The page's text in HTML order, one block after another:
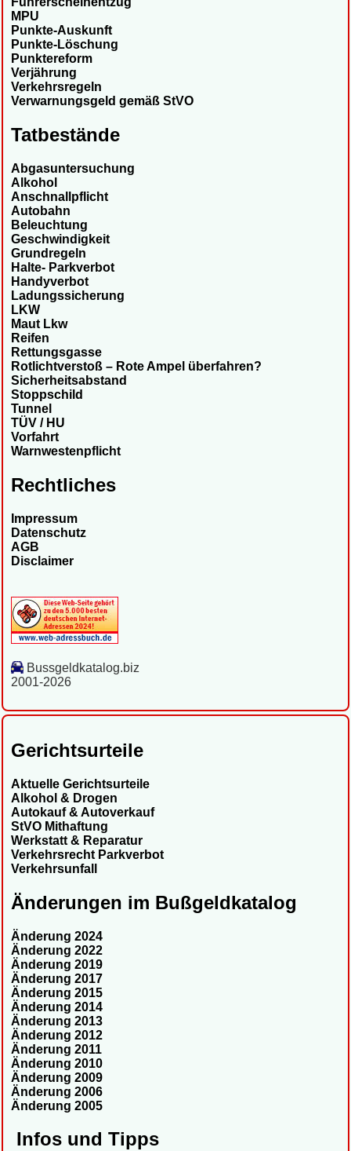
MPU
Punkte-Auskunft
Punkte-Löschung
Punktereform
Verjährung
Verkehrsregeln
Verwarnungsgeld gemäß StVO
Tatbestände
Abgasuntersuchung
Alkohol
Anschnallpflicht
Autobahn
Beleuchtung
Geschwindigkeit
Grundregeln
Halte- Parkverbot
Handyverbot
Ladungssicherung
LKW
Maut Lkw
Reifen
Rettungsgasse
Rotlichtverstoß – Rote Ampel überfahren?
Sicherheitsabstand
Stoppschild
Tunnel
TÜV / HU
Vorfahrt
Warnwestenpflicht
Rechtliches
Impressum
Datenschutz
AGB
Disclaimer
Bussgeldkatalog.biz
2001-2026
Gerichtsurteile
Aktuelle Gerichtsurteile
Alkohol & Drogen
Autokauf & Autoverkauf
StVO Mithaftung
Werkstatt & Reparatur
Verkehrsrecht Parkverbot
Verkehrsunfall
Änderungen im Bußgeldkatalog
Änderung 2024
Änderung 2022
Änderung 2019
Änderung 2017
Änderung 2015
Änderung 2014
Änderung 2013
Änderung 2012
Änderung 2011
Änderung 2010
Änderung 2009
Änderung 2006
Änderung 2005
Infos und Tipps